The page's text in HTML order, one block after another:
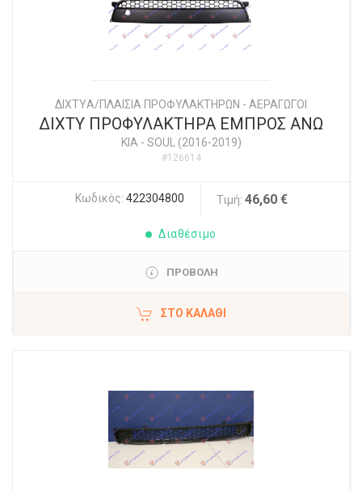
ΔΙΧΤYΑ/ΠΛΑΙΣΙΑ ΠΡΟΦΥΛΑΚΤΗΡΩΝ - ΑΕΡΑΓΩΓΟΙ
ΔΙΧΤΥ ΠΡΟΦΥΛΑΚΤΗΡΑ ΕΜΠΡΟΣ ΑΝΩ
KIA - SOUL (2016-2019)
#126614
Κωδικός: 422304800 Τιμή: 46,60 €
Διαθέσιμο
ΠΡΟΒΟΛΗ
ΣΤΟ ΚΑΛΆΘΙ